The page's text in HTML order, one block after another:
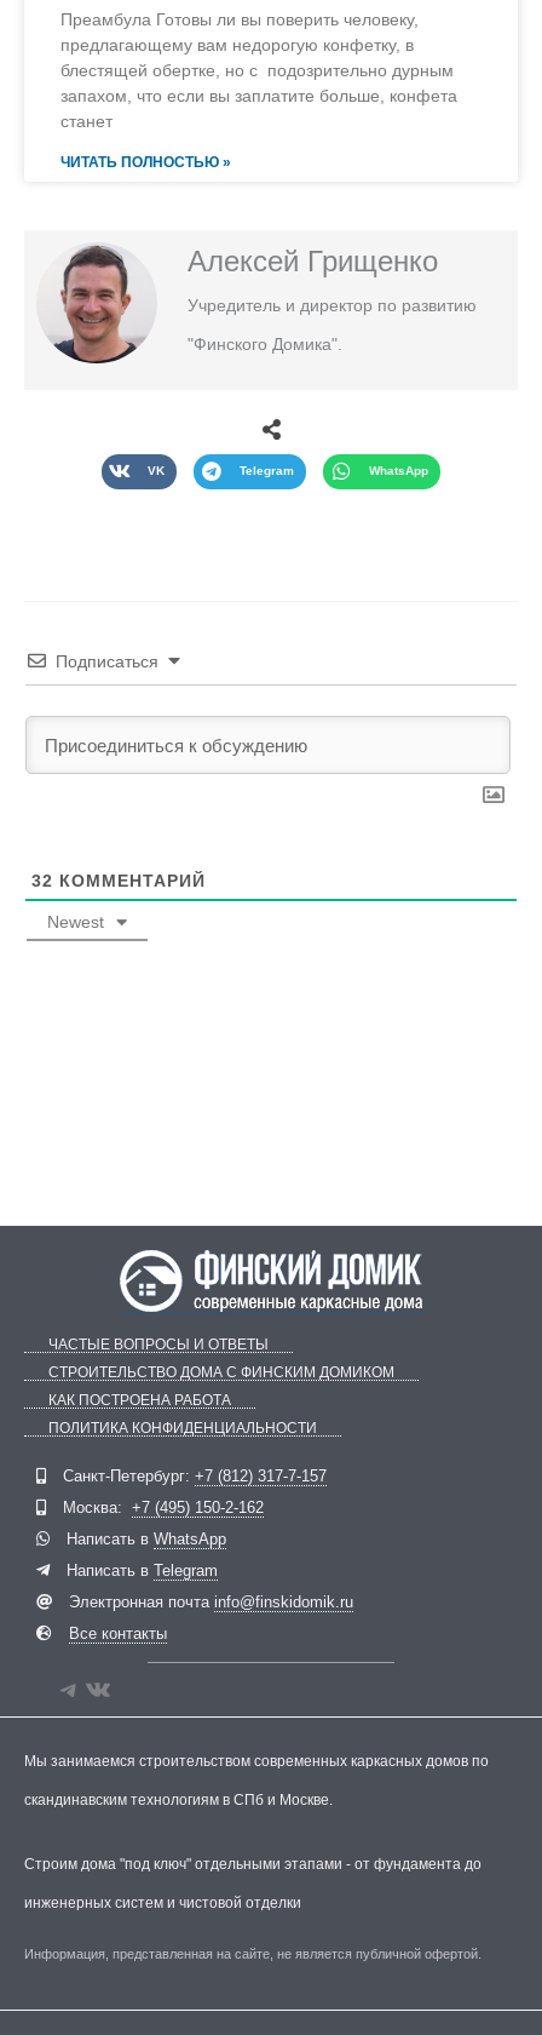
Преамбула Готовы ли вы поверить человеку,
предлагающему вам недорогую конфетку, в
блестящей обертке, но с подозрительно дурным
запахом, что если вы заплатите больше, конфета
станет
ЧИТАТЬ ПОЛНОСТЬЮ »
Алексей Грищенко
Учредитель и директор по развитию
"Финского Домика".
VK Telegram WhatsApp
Подписаться
32 КОММЕНТАРИЙ
Newest
ЧАСТЫЕ ВОПРОСЫ И ОТВЕТЫ
СТРОИТЕЛЬСТВО ДОМА С ФИНСКИМ ДОМИКОМ
КАК ПОСТРОЕНА РАБОТА
ПОЛИТИКА КОНФИДЕНЦИАЛЬНОСТИ
Санкт-Петербург: +7 (812) 317-7-157
Москва: +7 (495) 150-2-162
Написать в WhatsApp
Написать в Telegram
Электронная почта info@finskidomik.ru
Все контакты
Мы занимаемся строительством современных каркасных домов по
скандинавским технологиям в СПб и Москве.
Строим дома "под ключ" отдельными этапами - от фундамента до
инженерных систем и чистовой отделки
Информация, представленная на сайте, не является публичной офертой.